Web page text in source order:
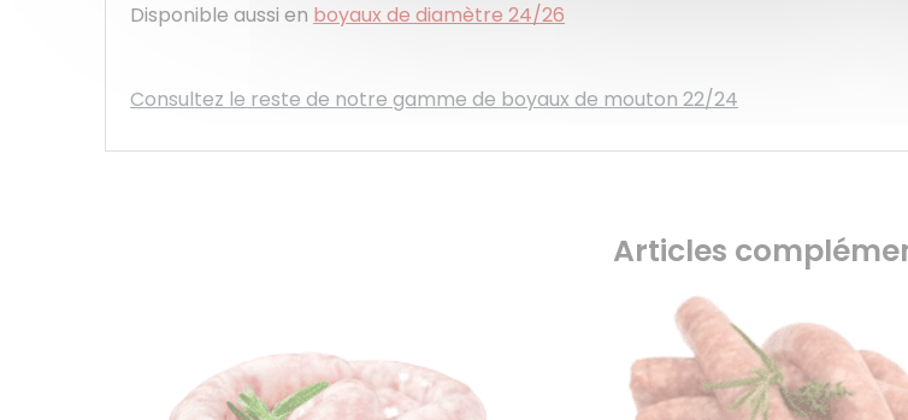
Disponible aussi en boyaux de diamètre 24/26
Consultez le reste de notre gamme de boyaux de mouton 22/24
Articles